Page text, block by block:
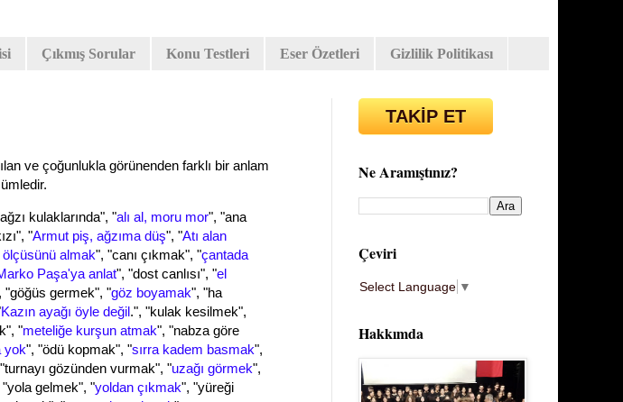
Çıkmış Sorular Konu Testleri Eser Özetleri Gizlilik Politikası
ve çoğunlukla görünenden farklı bir anlam
kulaklarında", "alı al, moru mor", "ana
"Armut piş, ağzıma düş", "Atı alan
ölçüsünü almak", "canı çıkmak", "çantada
Paşa'ya anlat", "dost canlısı", "el
"göğüs germek", "göz boyamak", "ha
Kazın ayağı öyle değil .", "kulak kesilmek",
, "meteliğe kurşun atmak", "nabza göre
yok", "ödü kopmak", "sırra kadem basmak",
turnayı gözünden vurmak", "uzağı görmek",
"yola gelmek", "yoldan çıkmak", "yüreği
TAKİP ET
Ne Aramıştınız?
Çeviri
Select Language ▼
Hakkımda